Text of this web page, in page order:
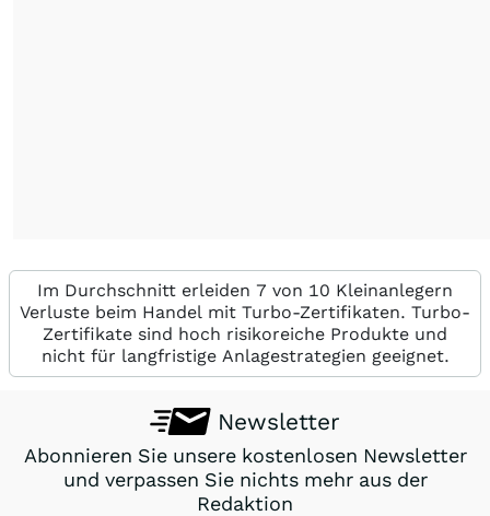
Im Durchschnitt erleiden 7 von 10 Kleinanlegern
Verluste beim Handel mit Turbo-Zertifikaten. Turbo-
Zertifikate sind hoch risikoreiche Produkte und
nicht für langfristige Anlagestrategien geeignet.
Newsletter
Abonnieren Sie unsere kostenlosen Newsletter
und verpassen Sie nichts mehr aus der
Redaktion